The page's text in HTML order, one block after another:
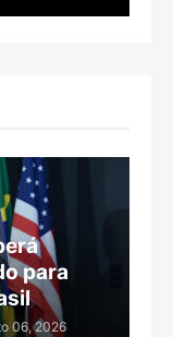
para
06, 2026